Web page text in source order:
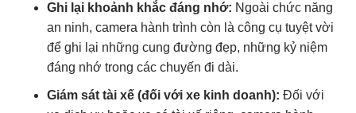
Ghi lại khoảnh khắc đáng nhớ: Ngoài chức năng
an ninh, camera hành trình còn là công cụ tuyệt vời
để ghi lại những cung đường đẹp, những kỷ niệm
đáng nhớ trong các chuyến đi dài.
Giám sát tài xế (đối với xe kinh doanh): Đối với